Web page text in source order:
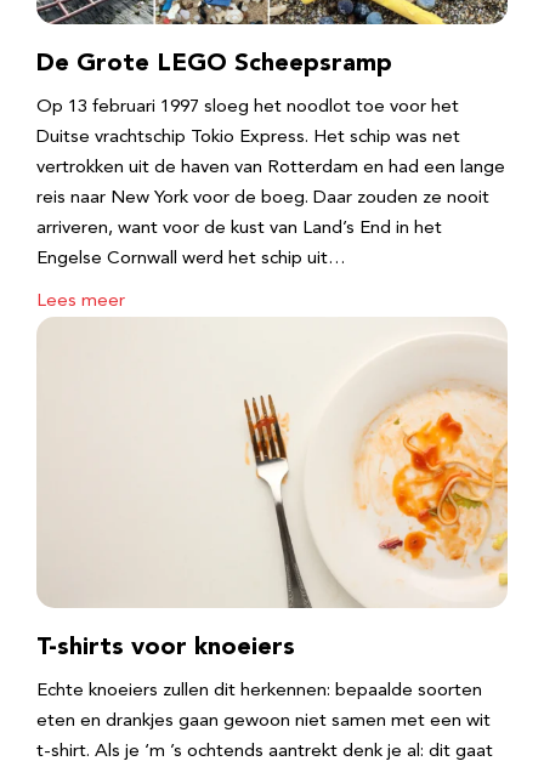
De Grote LEGO Scheepsramp
Op 13 februari 1997 sloeg het noodlot toe voor het
Duitse vrachtschip Tokio Express. Het schip was net
vertrokken uit de haven van Rotterdam en had een lange
reis naar New York voor de boeg. Daar zouden ze nooit
arriveren, want voor de kust van Land’s End in het
Engelse Cornwall werd het schip uit…
Lees meer
T-shirts voor knoeiers
Echte knoeiers zullen dit herkennen: bepaalde soorten
eten en drankjes gaan gewoon niet samen met een wit
t-shirt. Als je ‘m ’s ochtends aantrekt denk je al: dit gaat